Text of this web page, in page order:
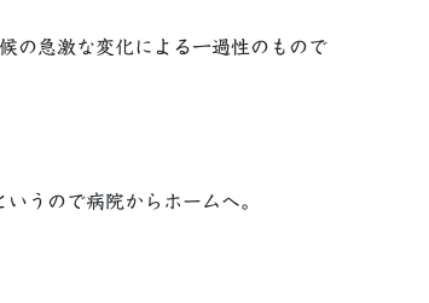
の急激な変化による一過性のもので
うので病院からホームへ。